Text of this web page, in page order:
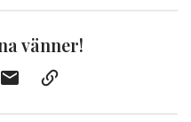
vänner!